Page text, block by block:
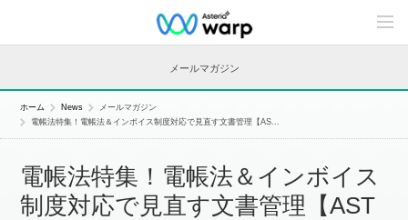
C
n
n
メールマガジン
ホーム News
メールマガジン
電帳法特集！電帳法＆インボイス制度対応で見直す文書管理【AS...
電帳法特集！電帳法＆インボイス
制度対応で見直す文書管理【AST